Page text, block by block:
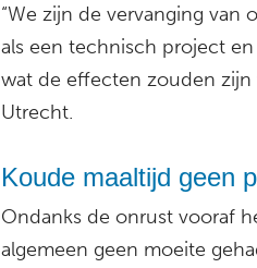
“We zijn de vervanging van
als een technisch project
wat de effecten zouden zijn
Utrecht.
Koude maaltijd geen
Ondanks de onrust vooraf
algemeen geen moeite